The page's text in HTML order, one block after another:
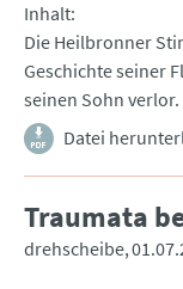
Inhalt
Die Heilbronner
Geschichte seiner
seinen Sohn verlor.
Datei
Traumata
drehscheibe